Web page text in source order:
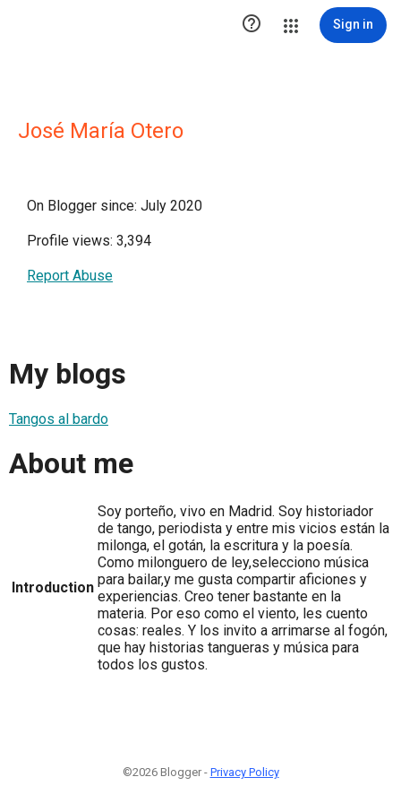
 Sign in
José María Otero
On Blogger since: July 2020
Profile views: 3,394
Report Abuse
My blogs
Tangos al bardo
About me
Introduction
Soy porteño, vivo en Madrid. Soy historiador
de tango, periodista y entre mis vicios están la
milonga, el gotán, la escritura y la poesía.
Como milonguero de ley,selecciono música
para bailar,y me gusta compartir aficiones y
experiencias. Creo tener bastante en la
materia. Por eso como el viento, les cuento
cosas: reales. Y los invito a arrimarse al fogón,
que hay historias tangueras y música para
todos los gustos.
©2026 Blogger - Privacy Policy